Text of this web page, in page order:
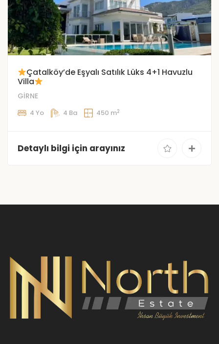
Çatalköy’de Eşyalı Satılık Lüks 4+1 Havuzlu
Villa
GİRNE
4 Yo 4 Ba 450 m2
Detaylı bilgi için arayınız